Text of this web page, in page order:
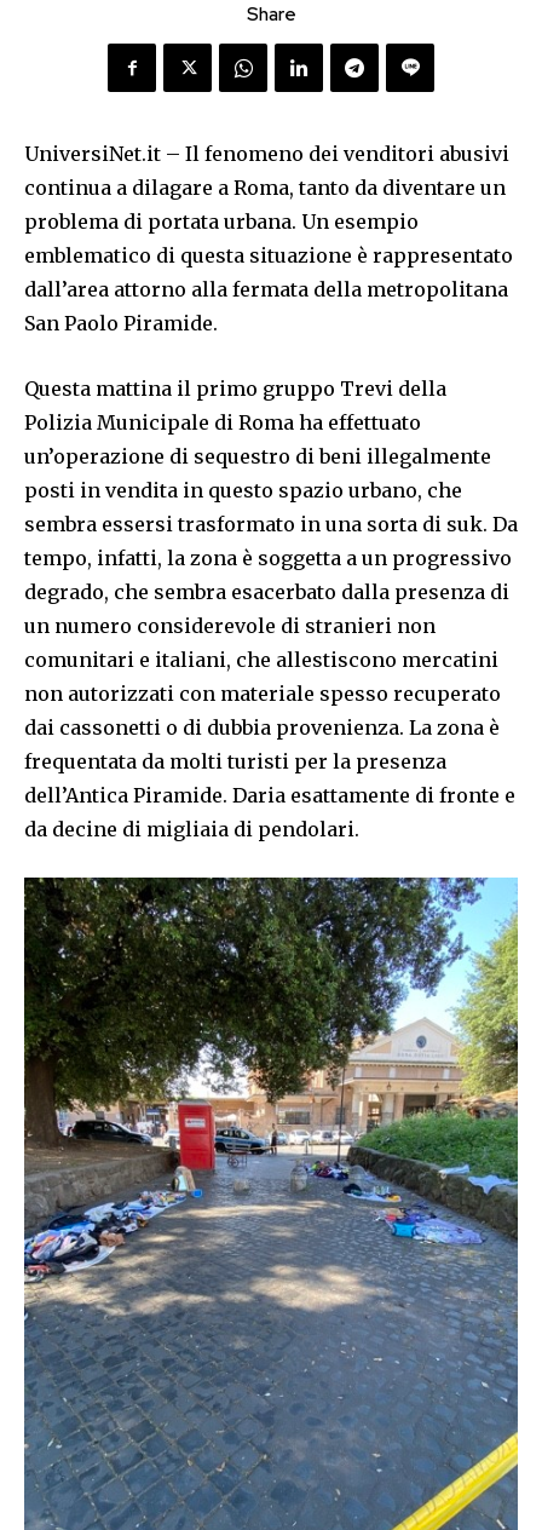
Share
UniversiNet.it – Il fenomeno dei venditori abusivi
continua a dilagare a Roma, tanto da diventare un
problema di portata urbana. Un esempio
emblematico di questa situazione è rappresentato
dall’area attorno alla fermata della metropolitana
San Paolo Piramide.
Questa mattina il primo gruppo Trevi della
Polizia Municipale di Roma ha effettuato
un’operazione di sequestro di beni illegalmente
posti in vendita in questo spazio urbano, che
sembra essersi trasformato in una sorta di suk. Da
tempo, infatti, la zona è soggetta a un progressivo
degrado, che sembra esacerbato dalla presenza di
un numero considerevole di stranieri non
comunitari e italiani, che allestiscono mercatini
non autorizzati con materiale spesso recuperato
dai cassonetti o di dubbia provenienza. La zona è
frequentata da molti turisti per la presenza
dell’Antica Piramide. Daria esattamente di fronte e
da decine di migliaia di pendolari.